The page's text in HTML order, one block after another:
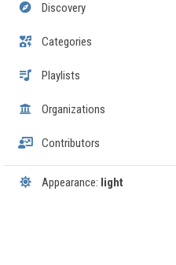
Discovery
Categories
Playlists
Organizations
Contributors
Appearance: light